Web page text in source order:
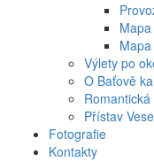
Výlety po
O Baťově
Přístav
Fotografie
Kontakty